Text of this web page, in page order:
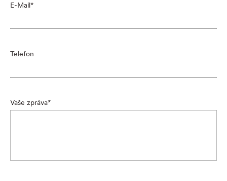
E-Mail
Telefon
Vaše zpráva